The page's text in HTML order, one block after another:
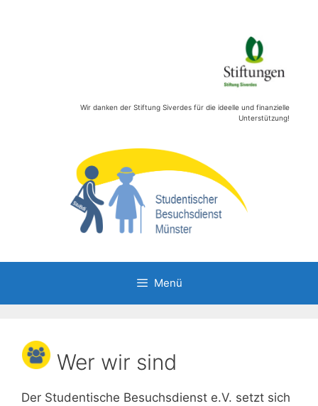
Wir danken der Stiftung Siverdes für die ideelle und finanzielle
Unterstützung!
Menü
Wer wir sind
Der Studentische Besuchsdienst e.V. setzt sich